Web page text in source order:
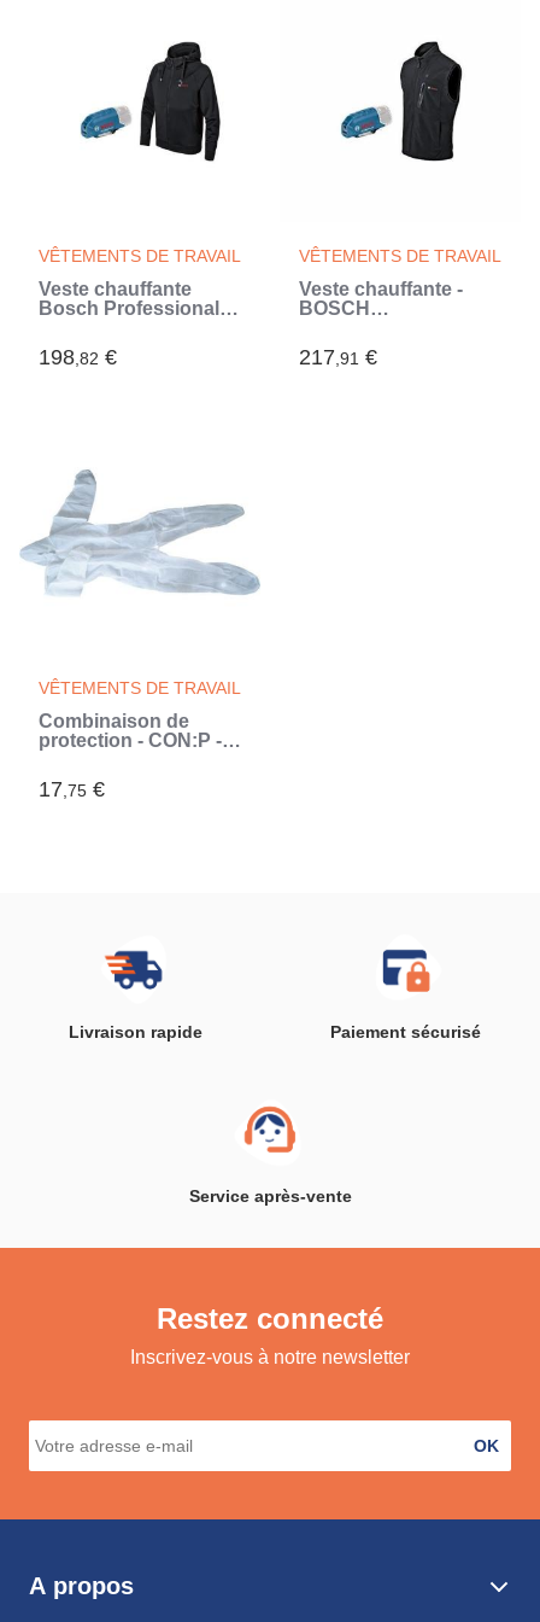
VÊTEMENTS DE TRAVAIL
Veste chauffante
Bosch Professional
3XL sans batterie -
06188000EV
198,82 €
VÊTEMENTS DE TRAVAIL
Veste chauffante -
BOSCH
GHV 12+18V XA -
Chaleur homogene -
217,91 €
VÊTEMENTS DE TRAVAIL
Combinaison de
protection - CON:P -
Taille L -
Polypropylene - Blanc
17,75 €
Livraison rapide Paiement sécurisé
Service après-vente
Restez connecté
Inscrivez-vous à notre newsletter
OK
A propos